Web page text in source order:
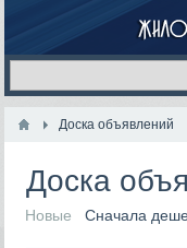
Доска объявлений
Доска
Новые Сначала